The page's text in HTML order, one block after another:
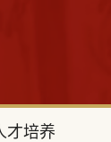
才培养